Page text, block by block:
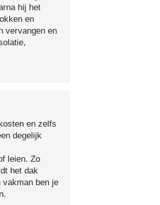
hij het
en
vervangen en
en zelfs
degelijk
leien. Zo
het dak
ben je